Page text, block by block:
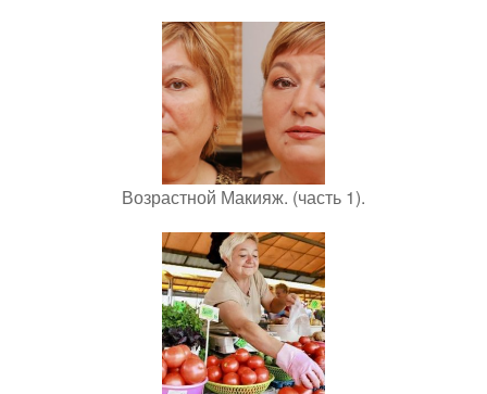
Возрастной Макияж. (часть 1).